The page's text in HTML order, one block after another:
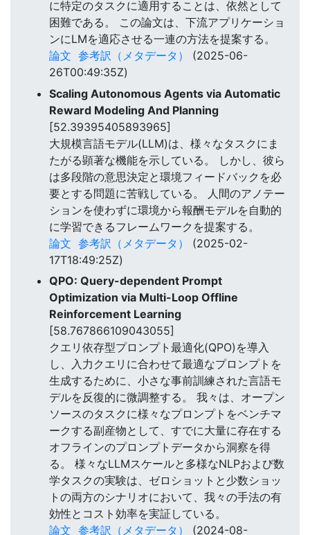
に特定のタスクに適用することは、依然として
困難である。 この論文は、下流アプリケーショ
ンにLMを適応させる一連の方法を提案する。
論文 参考訳（メタデータ）
(2025-06-
26T00:49:35Z)
Scaling Autonomous Agents via Automatic
Reward Modeling And Planning
[52.39395405893965]
大規模言語モデル(LLM)は、様々なタスクにま
たがる顕著な機能を示している。 しかし、彼ら
は多段階の意思決定と環境フィードバックを必
要とする問題に苦戦している。 人間のアノテー
ションを使わずに環境から報酬モデルを自動的
に学習できるフレームワークを提案する。
論文 参考訳（メタデータ）
(2025-02-
17T18:49:25Z)
QPO: Query-dependent Prompt
Optimization via Multi-Loop Offline
Reinforcement Learning
[58.767866109043055]
クエリ依存型プロンプト最適化(QPO)を導入
し、入力クエリに合わせて最適なプロンプトを
生成するために、小さな事前訓練された言語モ
デルを反復的に微調整する。 我々は、オープン
ソースのタスクに様々なプロンプトをベンチマ
ークする副産物として、すでに大量に存在する
オフラインのプロンプトデータから洞察を得
る。 様々なLLMスケールと多様なNLPおよび数
学タスクの実験は、ゼロショットと少数ショッ
トの両方のシナリオにおいて、我々の手法の有
効性とコスト効率を実証している。
論文 参考訳（メタデータ）
(2024-08-